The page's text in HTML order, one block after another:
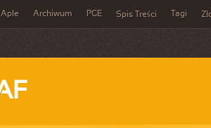
Aple Archiwum PGE Spis Treści Tagi